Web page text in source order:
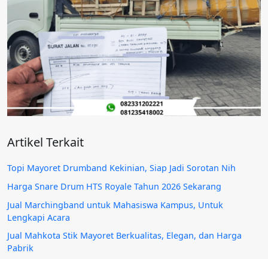
Artikel Terkait
Topi Mayoret Drumband Kekinian, Siap Jadi Sorotan Nih
Harga Snare Drum HTS Royale Tahun 2026 Sekarang
Jual Marchingband untuk Mahasiswa Kampus, Untuk
Lengkapi Acara
Jual Mahkota Stik Mayoret Berkualitas, Elegan, dan Harga
Pabrik